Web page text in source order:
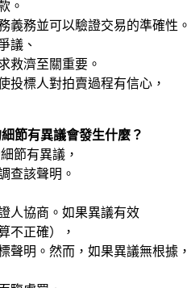
。
義務並可以驗證交易的準確性。
議、
救濟至關重要。
投標人對拍賣過程有信心，
節有異議會發生什麼？
節有異議，
查該聲明。
人協商。如果異議有效
不正確），
聲明。然而，如果異議無根據，